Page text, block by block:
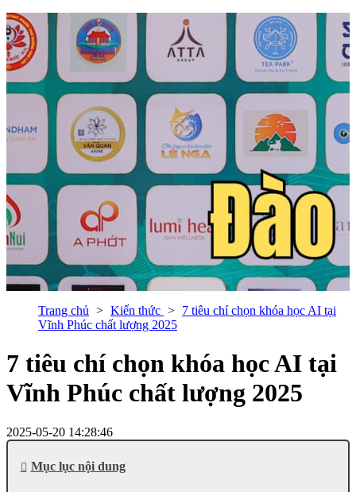
Trang chủ Kiến thức
7 tiêu chí chọn khóa học AI tại
Vĩnh Phúc chất lượng 2025
7 tiêu chí chọn khóa học AI tại
Vĩnh Phúc chất lượng 2025
2025-05-20 14:28:46
Mục lục nội dung